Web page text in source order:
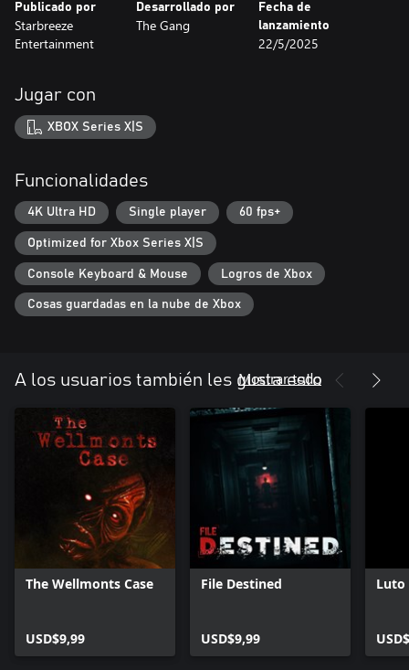
No todo es lo que parece. La frontera entre realidad e ilusión es
muy delgada y tus sentidos podrían traicionarte.
Esquiva a tus captores y descubre los secretos de tu secuestro.
¿Llegarás a conocer la verdad y a liberarte, o te convertirás en un
Publicado por
Starbreeze
Entertainment
Desarrollado por
The Gang
Fecha de
lanzamiento
22/5/2025
Jugar con
XBOX Series X|S
Funcionalidades
4K Ultra HD Single player 60 fps+
Optimized for Xbox Series X|S
Console Keyboard & Mouse Logros de Xbox
Cosas guardadas en la nube de Xbox
A los usuarios también les gusta esto
Mostrar todo
The Wellmonts Case
USD$9,99
File Destined
USD$9,99
Luto